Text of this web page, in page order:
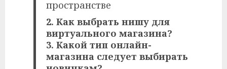
пространстве
2. Как выбрать нишу для
виртуального магазина?
3. Какой тип онлайн-
магазина следует выбирать